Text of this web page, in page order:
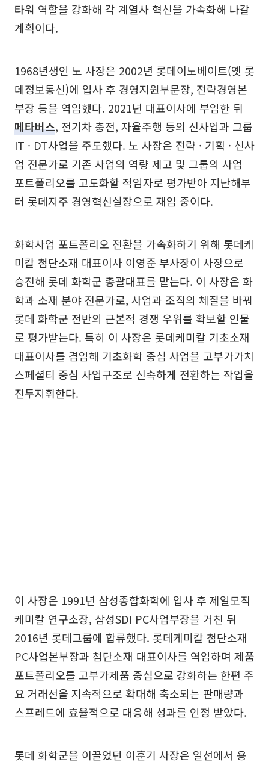
타워 역할을 강화해 각 계열사 혁신을 가속화해 나갈
계획이다.
1968년생인 노 사장은 2002년 롯데이노베이트(옛 롯
데정보통신)에 입사 후 경영지원부문장, 전략경영본
부장 등을 역임했다. 2021년 대표이사에 부임한 뒤
메타버스, 전기차 충전, 자율주행 등의 신사업과 그룹
IT · DT사업을 주도했다. 노 사장은 전략 · 기획 · 신사
업 전문가로 기존 사업의 역량 제고 및 그룹의 사업
포트폴리오를 고도화할 적임자로 평가받아 지난해부
터 롯데지주 경영혁신실장으로 재임 중이다.
화학사업 포트폴리오 전환을 가속화하기 위해 롯데케
미칼 첨단소재 대표이사 이영준 부사장이 사장으로
승진해 롯데 화학군 총괄대표를 맡는다. 이 사장은 화
학과 소재 분야 전문가로, 사업과 조직의 체질을 바꿔
롯데 화학군 전반의 근본적 경쟁 우위를 확보할 인물
로 평가받는다. 특히 이 사장은 롯데케미칼 기초소재
대표이사를 겸임해 기초화학 중심 사업을 고부가가치
스페셜티 중심 사업구조로 신속하게 전환하는 작업을
진두지휘한다.
이 사장은 1991년 삼성종합화학에 입사 후 제일모직
케미칼 연구소장, 삼성SDI PC사업부장을 거친 뒤
2016년 롯데그룹에 합류했다. 롯데케미칼 첨단소재
PC사업본부장과 첨단소재 대표이사를 역임하며 제품
포트폴리오를 고부가제품 중심으로 강화하는 한편 주
요 거래선을 지속적으로 확대해 축소되는 판매량과
스프레드에 효율적으로 대응해 성과를 인정 받았다.
롯데 화학군을 이끌었던 이훈기 사장은 일선에서 용